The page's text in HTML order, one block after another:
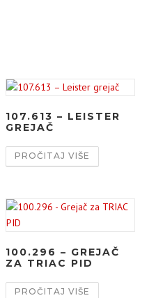
107.613 – LEISTER
GREJAČ
PROČITAJ VIŠE
100.296 – GREJAČ
ZA TRIAC PID
PROČITAJ VIŠE